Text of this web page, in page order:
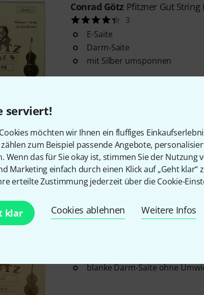
serviert!
möchten wir Ihnen ein fluffiges
zum Beispiel passende Angebote,
Wenn das für Sie okay ist, stimmen Sie der Nutzung
Marketing einfach durch einen Klick auf „Geht klar“
erteilte Zustimmung jederzeit über die Cookie-
klar Cookies ablehnen Weitere Infos
Conrad Götz Pfitzner Gut String
3
E-Saite
Darm-Saite
mit Silber umsponnen
3
A-Saite
Darm-Saite
mit Silber umsponnen
blanke Darm-Saite ohne